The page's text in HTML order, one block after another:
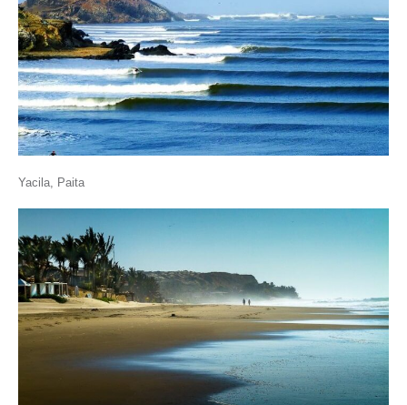
Yacila, Paita